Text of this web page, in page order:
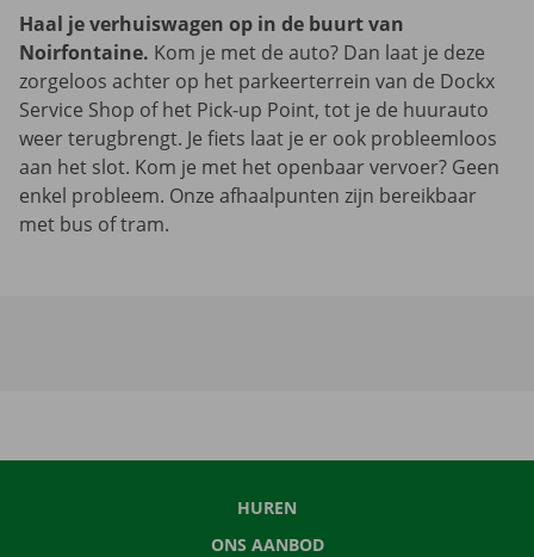
Haal je verhuiswagen op in de buurt van
Noirfontaine. Kom je met de auto? Dan laat je deze
zorgeloos achter op het parkeerterrein van de Dockx
Service Shop of het Pick-up Point, tot je de huurauto
weer terugbrengt. Je fiets laat je er ook probleemloos
aan het slot. Kom je met het openbaar vervoer? Geen
enkel probleem. Onze afhaalpunten zijn bereikbaar
met bus of tram.
HUREN
ONS AANBOD